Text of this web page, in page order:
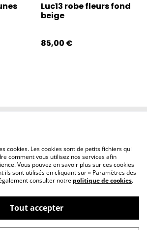
Luc13 robe fleurs fond
beige
85,00 €
nous
de
Politique de
cookies
cookies. Les cookies sont de petits fichiers qui
comment vous utilisez nos services afin
Vous pouvez en savoir plus sur ces cookies
ils sont utilisés en cliquant sur « Paramètres des
consulter notre politique de cookies.
Tout accepter